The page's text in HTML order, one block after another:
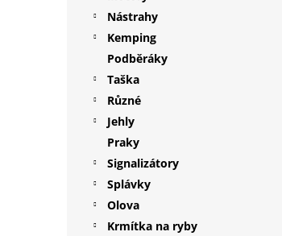
Nástrahy
Kemping
Podběráky
Taška
Různé
Jehly
Praky
Signalizátory
Splávky
Olova
Krmítka na ryby